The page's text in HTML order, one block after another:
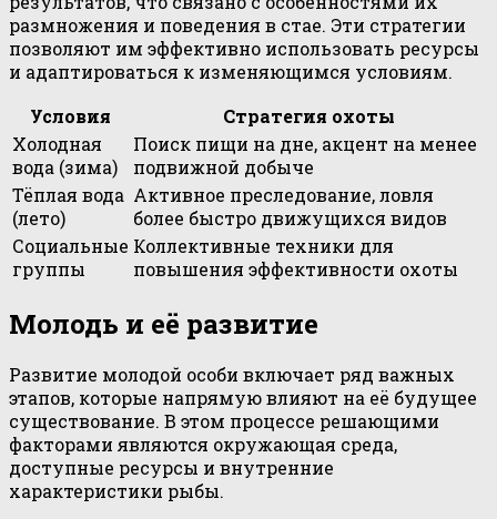
размножения и поведения в стае. Эти стратегии
позволяют им эффективно использовать ресурсы
и адаптироваться к изменяющимся условиям.
Условия
Стратегия охоты
Холодная
вода (зима)
Поиск пищи на дне, акцент на менее
подвижной добыче
Тёплая вода
(лето)
Активное преследование, ловля
более быстро движущихся видов
Социальные
группы
Коллективные техники для
повышения эффективности охоты
Молодь и её развитие
Развитие молодой особи включает ряд важных
этапов, которые напрямую влияют на её будущее
существование. В этом процессе решающими
факторами являются окружающая среда,
доступные ресурсы и внутренние
характеристики рыбы.